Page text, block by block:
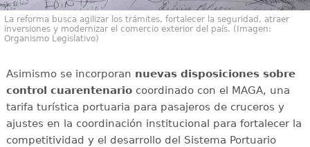
La reforma busca agilizar los trámites, fortalecer la seguridad, atraer
inversiones y modernizar el comercio exterior del país. (Imagen:
Organismo Legislativo)
Asimismo se incorporan nuevas disposiciones sobre
control cuarentenariocoordinado con el MAGA, una
tarifa turística portuaria para pasajeros de cruceros y
ajustes en la coordinación institucional para fortalecer la
competitividad y el desarrollo del Sistema Portuario